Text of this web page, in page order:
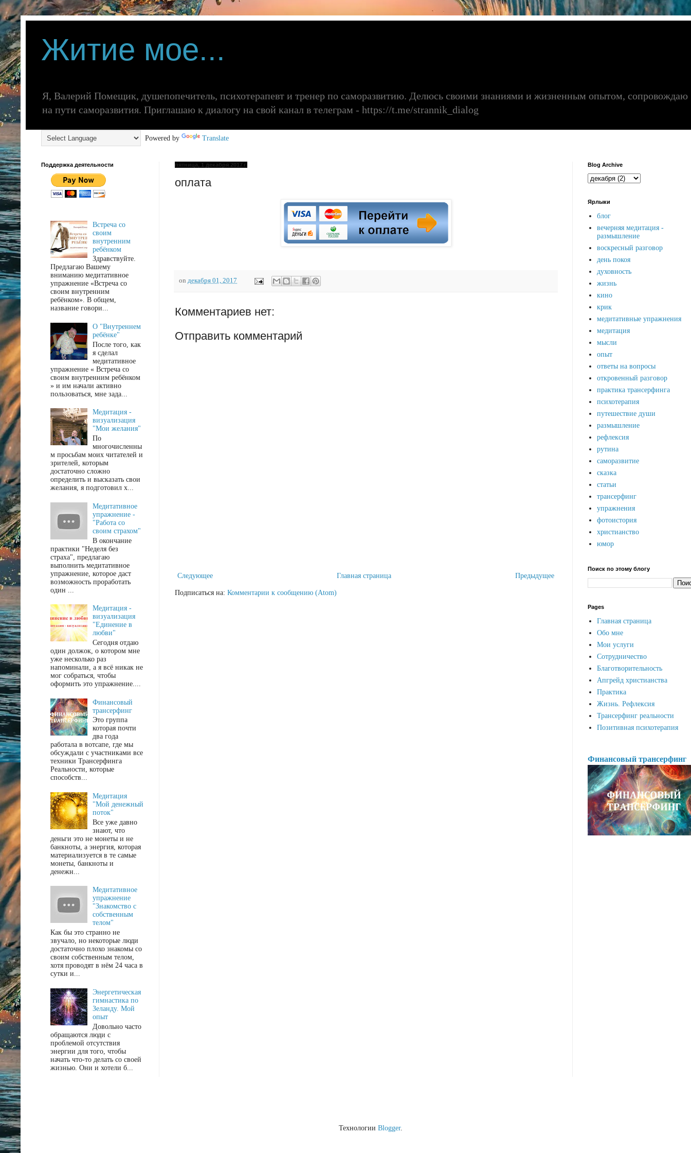
Житие мое...
Я, Валерий Помещик, душепопечитель, психотерапевт и тренер по саморазвитию. Делюсь своими знаниями и жизненным опытом, сопровождаю
на пути саморазвития. Приглашаю к диалогу на свой канал в телеграм - https://t.me/strannik_dialog
Powered by Translate
пятница, 1 декабря 2017 г.
оплата
on декабря 01, 2017
Комментариев нет:
Отправить комментарий
Следующее Предыдущее
Главная страница
Подписаться на: Комментарии к сообщению (Atom)
Поддержка деятельности
Встреча со
своим
внутренним
ребёнком
Здравствуйте.
Предлагаю Вашему
вниманию медитативное
упражнение «Встреча со
своим внутренним
ребёнком». В общем,
название говори...
О "Внутреннем
ребёнке"
После того, как
я сделал
медитативное
упражнение « Встреча со
своим внутренним ребёнком
» и им начали активно
пользоваться, мне зада...
Медитация -
визуализация
"Мои желания"
По
многочисленны
м просьбам моих читателей и
зрителей, которым
достаточно сложно
определить и высказать свои
желания, я подготовил х...
Медитативное
упражнение -
"Работа со
своим страхом"
В окончание
практики "Неделя без
страха", предлагаю
выполнить медитативное
упражнение, которое даст
возможность проработать
один ...
Медитация -
визуализация
"Единение в
любви"
Сегодня отдаю
один должок, о котором мне
уже несколько раз
напоминали, а я всё никак не
мог собраться, чтобы
оформить это упражнение....
Финансовый
трансерфинг
Это группа
которая почти
два года
работала в вотсапе, где мы
обсуждали с участниками все
техники Трансерфинга
Реальности, которые
способств...
Медитация
"Мой денежный
поток"
Все уже давно
знают, что
деньги это не монеты и не
банкноты, а энергия, которая
материализуется в те самые
монеты, банкноты и
денежн...
Медитативное
упражнение
"Знакомство с
собственным
телом"
Как бы это странно не
звучало, но некоторые люди
достаточно плохо знакомы со
своим собственным телом,
хотя проводят в нём 24 часа в
сутки и...
Энергетическая
гимнастика по
Зеланду. Мой
опыт
Довольно часто
обращаются люди с
проблемой отсутствия
энергии для того, чтобы
начать что-то делать со своей
жизнью. Они и хотели б...
Blog Archive
Ярлыки
блог
вечерняя медитация -
размышление
воскресный разговор
день покоя
духовность
жизнь
кино
крик
медитативные упражнения
медитация
мысли
опыт
ответы на вопросы
откровенный разговор
практика трансерфинга
психотерапия
путешествие души
размышление
рефлексия
рутина
саморазвитие
сказка
статьи
трансерфинг
упражнения
фотоистория
христианство
юмор
Поиск по этому блогу
Pages
Главная страница
Обо мне
Мои услуги
Сотрудничество
Благотворительность
Апгрейд христианства
Практика
Жизнь. Рефлексия
Трансерфинг реальности
Позитивная психотерапия
Финансовый трансерфинг
Технологии Blogger.